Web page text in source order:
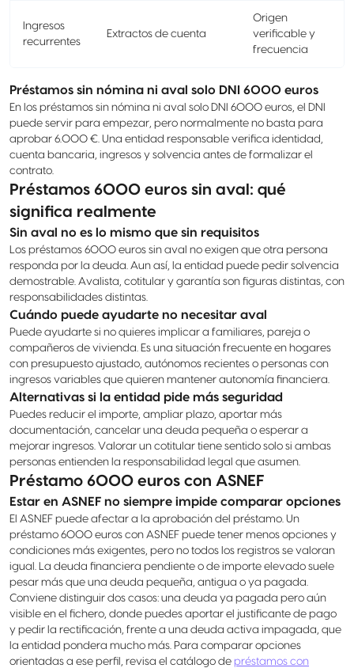
Ingresos
recurrentes
Extractos de cuenta
Origen
verificable y
frecuencia
Préstamos sin nómina ni aval solo DNI 6000 euros
En los préstamos sin nómina ni aval solo DNI 6000 euros, el DNI
puede servir para empezar, pero normalmente no basta para
aprobar 6.000 €. Una entidad responsable verifica identidad,
cuenta bancaria, ingresos y solvencia antes de formalizar el
contrato.
Préstamos 6000 euros sin aval: qué
significa realmente
Sin aval no es lo mismo que sin requisitos
Los préstamos 6000 euros sin aval no exigen que otra persona
responda por la deuda. Aun así, la entidad puede pedir solvencia
demostrable. Avalista, cotitular y garantía son figuras distintas, con
responsabilidades distintas.
Cuándo puede ayudarte no necesitar aval
Puede ayudarte si no quieres implicar a familiares, pareja o
compañeros de vivienda. Es una situación frecuente en hogares
con presupuesto ajustado, autónomos recientes o personas con
ingresos variables que quieren mantener autonomía financiera.
Alternativas si la entidad pide más seguridad
Puedes reducir el importe, ampliar plazo, aportar más
documentación, cancelar una deuda pequeña o esperar a
mejorar ingresos. Valorar un cotitular tiene sentido solo si ambas
personas entienden la responsabilidad legal que asumen.
Préstamo 6000 euros con ASNEF
Estar en ASNEF no siempre impide comparar opciones
El ASNEF puede afectar a la aprobación del préstamo. Un
préstamo 6000 euros con ASNEF puede tener menos opciones y
condiciones más exigentes, pero no todos los registros se valoran
igual. La deuda financiera pendiente o de importe elevado suele
pesar más que una deuda pequeña, antigua o ya pagada.
Conviene distinguir dos casos: una deuda ya pagada pero aún
visible en el fichero, donde puedes aportar el justificante de pago
y pedir la rectificación, frente a una deuda activa impagada, que
la entidad pondera mucho más. Para comparar opciones
orientadas a ese perfil, revisa el catálogo de préstamos con